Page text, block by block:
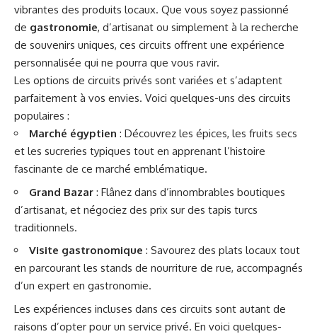
vibrantes des produits locaux. Que vous soyez passionné
de gastronomie, d’artisanat ou simplement à la recherche
de souvenirs uniques, ces circuits offrent une expérience
personnalisée qui ne pourra que vous ravir.
Les options de circuits privés sont variées et s’adaptent
parfaitement à vos envies. Voici quelques-uns des circuits
populaires :
Marché égyptien : Découvrez les épices, les fruits secs
et les sucreries typiques tout en apprenant l’histoire
fascinante de ce marché emblématique.
Grand Bazar : Flânez dans d’innombrables boutiques
d’artisanat, et négociez des prix sur des tapis turcs
traditionnels.
Visite gastronomique : Savourez des plats locaux tout
en parcourant les stands de nourriture de rue, accompagnés
d’un expert en gastronomie.
Les expériences incluses dans ces circuits sont autant de
raisons d’opter pour un service privé. En voici quelques-